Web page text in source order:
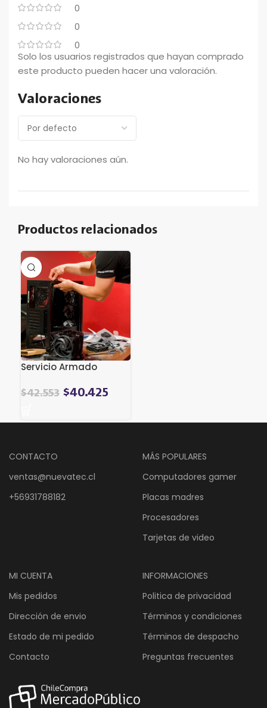
0
0
0
Valoraciones
No hay valoraciones aún.
Solo los usuarios registrados que hayan comprado
este producto pueden hacer una valoración.
Productos relacionados
Servicio Armado
$42.553 $40.425
CONTACTO
ventas@nuevatec.cl
+56931788182
MÁS POPULARES
Computadores gamer
Placas madres
Procesadores
Tarjetas de video
MI CUENTA
Mis pedidos
Dirección de envio
Estado de mi pedido
Contacto
INFORMACIONES
Politica de privacidad
Términos y condiciones
Términos de despacho
Preguntas frecuentes